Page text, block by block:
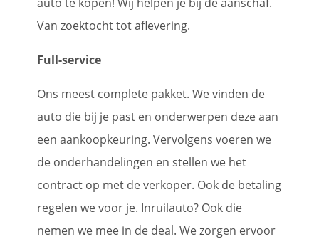
Van zoektocht tot aflevering.
Full-service
Ons meest complete pakket. We vinden de
auto die bij je past en onderwerpen deze aan
een aankoopkeuring. Vervolgens voeren we
de onderhandelingen en stellen we het
contract op met de verkoper. Ook de betaling
regelen we voor je. Inruilauto? Ook die
nemen we mee in de deal. We zorgen ervoor